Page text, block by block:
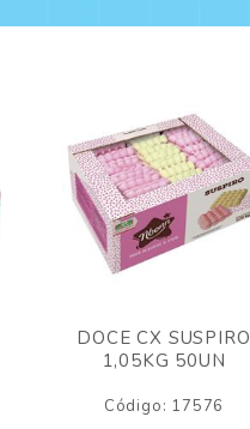
DOCE CX SUSPIRO
1,05KG 50UN
Código: 17576